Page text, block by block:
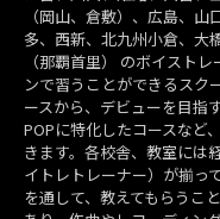
（岡山、倉敷）、広島、
多、西新、北九州小倉、大
（那覇首里） のボイスト
ンで習うことができるスク
ースから、デビューを目指
POPに特化したコースなど
きます。各校舎、教室には
イトレトレーナー）が揃っ
を通して、教えてもらうこ